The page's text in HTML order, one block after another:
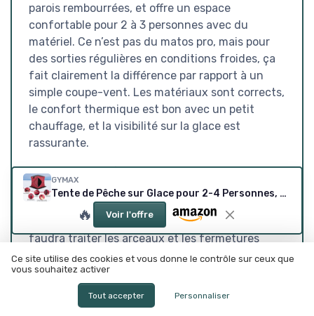
parois rembourrées, et offre un espace
confortable pour 2 à 3 personnes avec du
matériel. Ce n’est pas du matos pro, mais pour
des sorties régulières en conditions froides, ça
fait clairement la différence par rapport à un
simple coupe-vent. Les matériaux sont corrects,
le confort thermique est bon avec un petit
chauffage, et la visibilité sur la glace est
rassurante.
Ce n’est pas parfait non plus : la capacité
annoncée de 4 personnes est un peu optimiste,
la ventilation reste basique, le sac de transport
n’est pas pensé pour les longues marches, et il
faudra traiter les arceaux et les fermetures
avec un minimum de soin si tu veux que ça
dure. Mais en tenant compte du prix et de
l’usage visé, lerapport qualité-prix
bon. Pour quelqu’un qui veut un abri fiable pour
GYMAX
Tente de Pêche sur Glace pour 2-4 Personnes, Parois Rembourré de Coton Résistant au Froid, Abri Extérieur d'hiver, avec Fenêtres, Porte Zippée, Sac de Transport, 190x190 x171cm Rouge
🔥 Voir l'offre
Ce site utilise des cookies et vous donne le contrôle sur ceux que
vous souhaitez activer
Tout accepter Personnaliser